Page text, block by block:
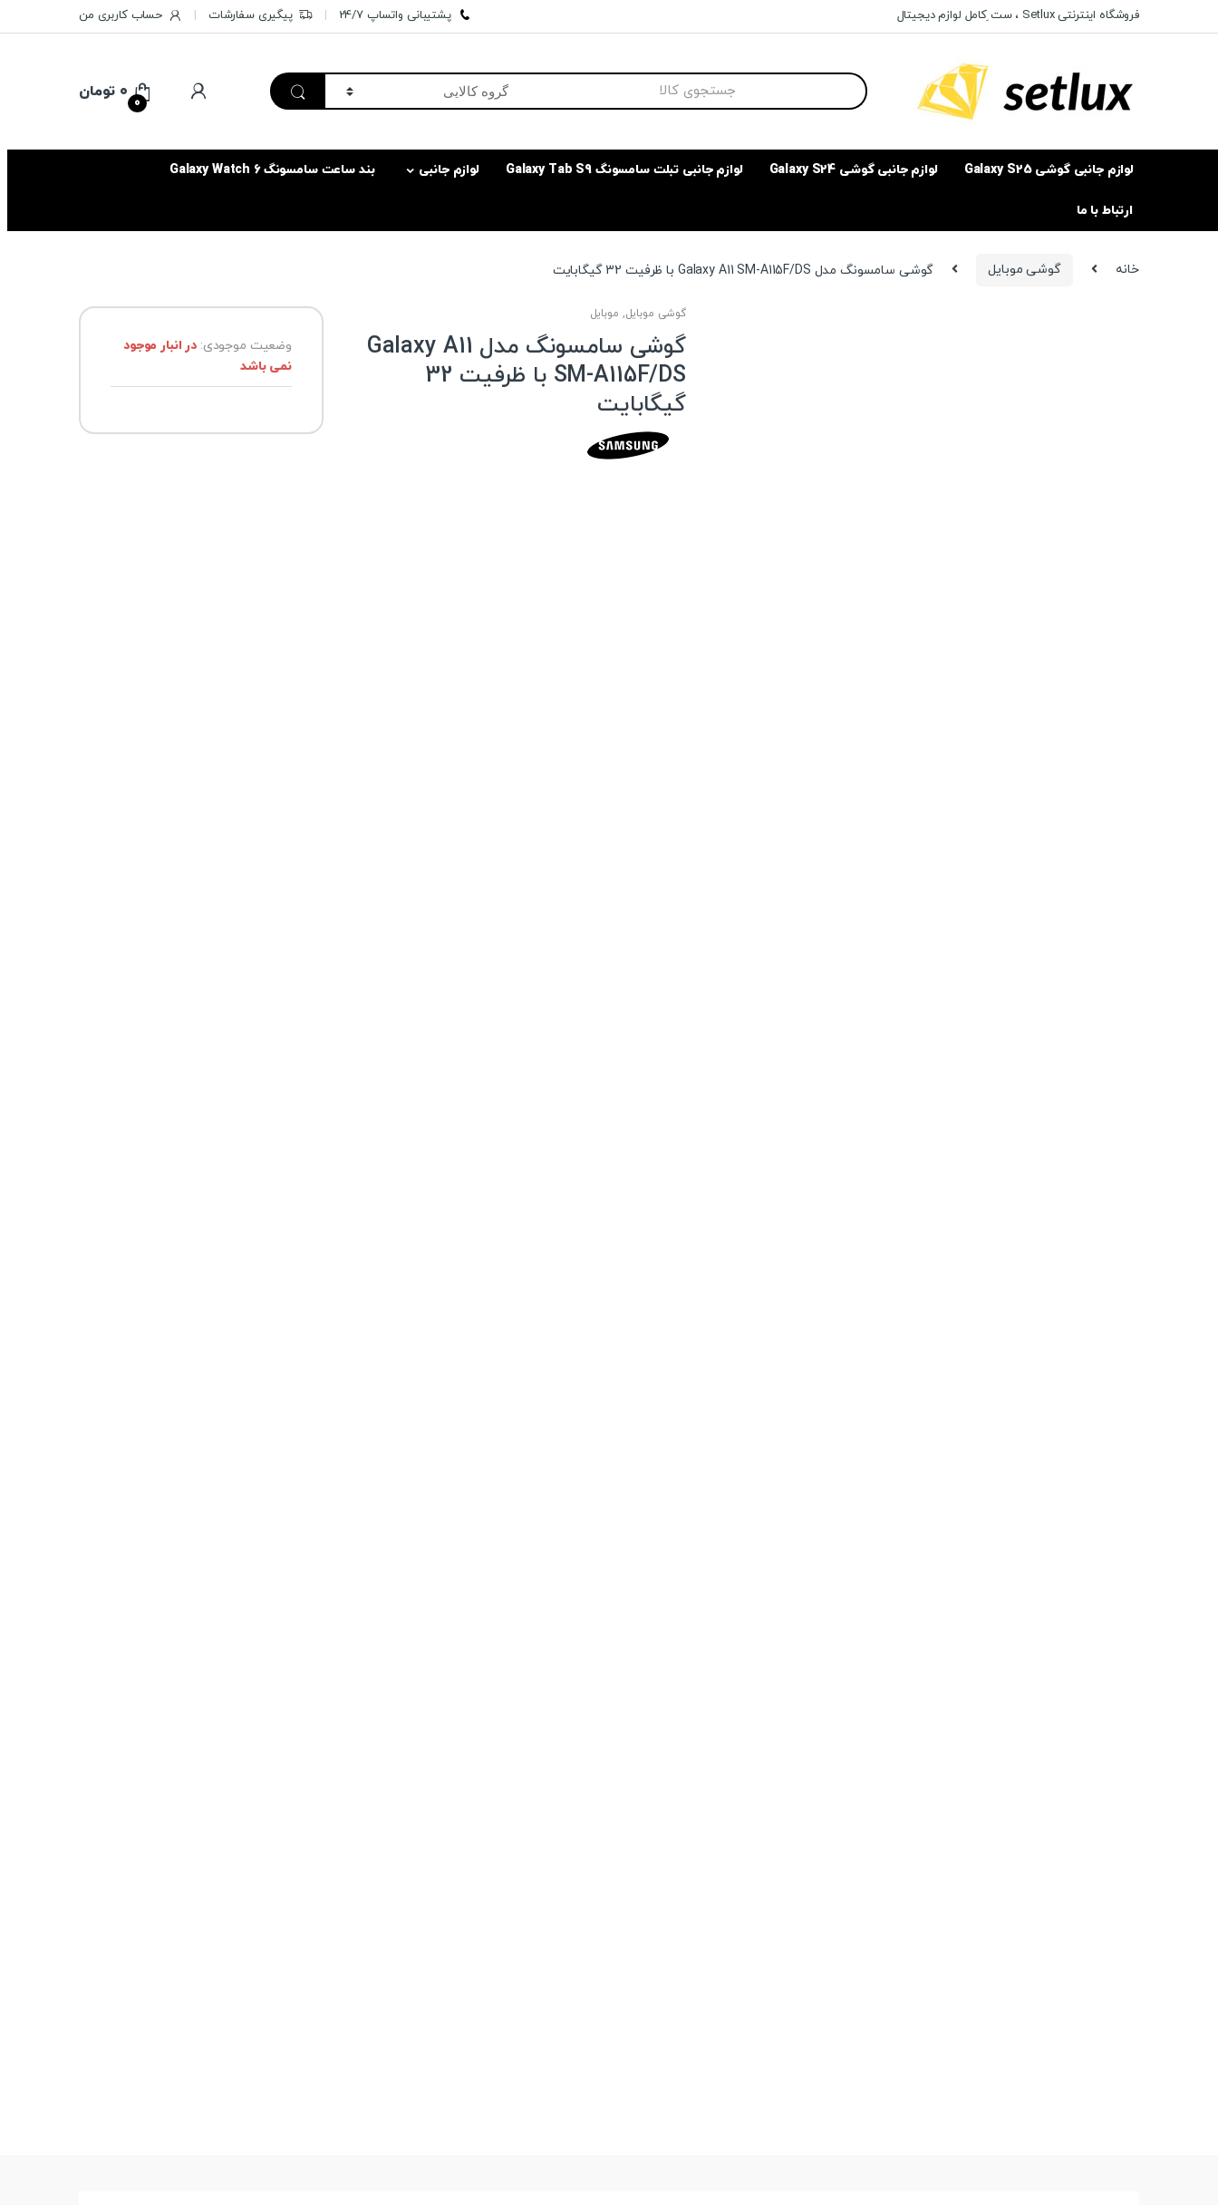
to
to
فروشگاه اینترنتی Setlux ، ست ِکامل لوازم دیجیتال پشتیبانی واتساپ 24/7 پیگیری سفارشات حساب کاربری من
Search
for:
0
۰ تومان
لوازم جانبی گوشی Galaxy S25 لوازم جانبی گوشی Galaxy S24 لوازم جانبی تبلت سامسونگ Galaxy Tab S9 لوازم جانبی بند ساعت سامسونگ Galaxy Watch 6
ارتباط با ما
خانه گوشی موبایل گوشی سامسونگ مدل Galaxy A11 SM-A115F/DS با ظرفیت 32 گیگابایت
گوشی موبایل, موبایل
گوشی سامسونگ مدل Galaxy A11
SM-A115F/DS با ظرفیت 32
گیگابایت
وضعیت موجودی:در انبار موجود
نمی باشد